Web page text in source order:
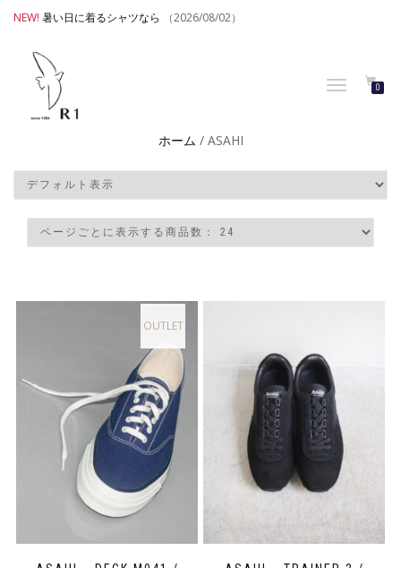
NEW! 暑い日に着るシャツなら （2026/08/02）
TOGGLE
0
ホーム / ASAHI
OUTLET